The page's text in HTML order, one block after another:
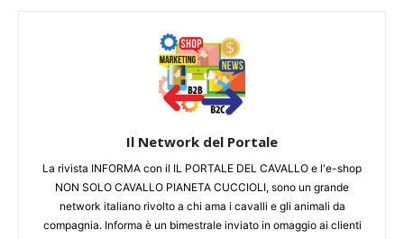
Il Network del Portale
La rivista INFORMA con il IL PORTALE DEL CAVALLO e l'e-shop
NON SOLO CAVALLO PIANETA CUCCIOLI, sono un grande
network italiano rivolto a chi ama i cavalli e gli animali da
compagnia. Informa è un bimestrale inviato in omaggio ai clienti